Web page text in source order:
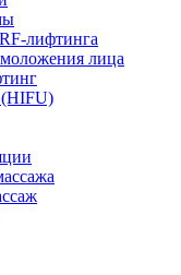
лифтинга
лица
(HIFU)